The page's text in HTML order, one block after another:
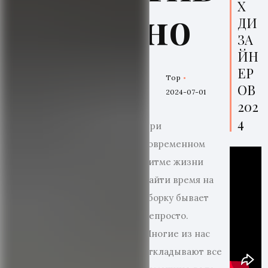
но
Top
2024-07-01
При
современном
ритме жизни
найти время на
уборку бывает
непросто.
Многие из нас
откладывают все
Х
ДИ
ЗА
ЙН
ЕР
ОВ
202
4